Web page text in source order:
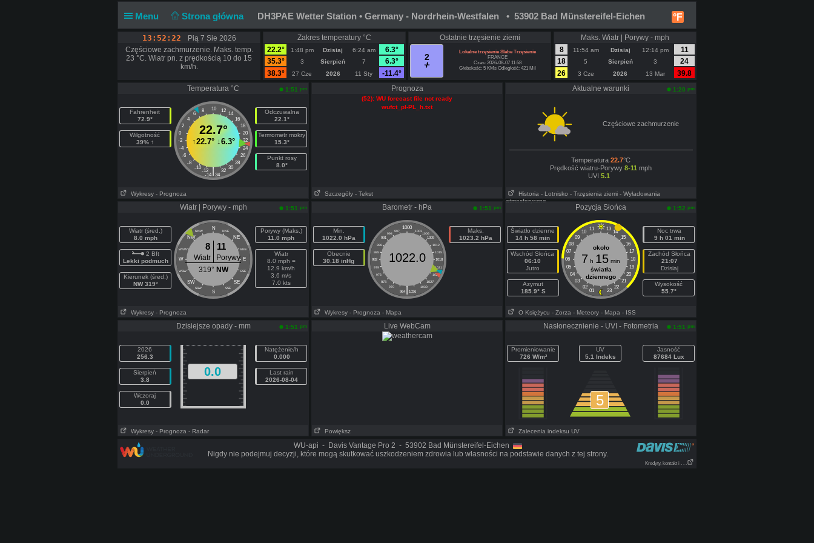
Menu Strona główna °F
DH3PAE Wetter Station • Germany - Nordrhein-Westfalen • 53902 Bad Münstereifel-Eichen
13:52:23
Pią 7 Sie 2026
Częściowe zachmurzenie. Maks. temp.
23 °C. Wiatr pn. z prędkością 10 do 15
km/h.
Zakres temperatury °C
22.2°
1:48 pm Dzisiaj 6:24 am
6.3°
35.3°
3 Sierpień 7
6.3°
38.3°
27 Cze 2026 11 Sty -11.4°
Ostatnie trzęsienie ziemi
2
Lokalne trzęsienie Slabe Trzęsienie
FRANCE
Czas: 2026-08-07 11:58
Głebokość: 5 KMs Odległość: 421 Mil
Maks. Wiatr | Porywy - mph
8
11:54 am Dzisiaj 12:14 pm
11
18
5 Sierpień 3
24
26
3 Cze 2026 13 Mar
39.8
Temperatura °C
1:51 pm
Fahrenheit
72.9°
Wilgotność
39% ↑
10
8 12
6
14
4
16
2
18
0
20
-2
22
-4
24
-6
26
-8
28
-10
30
-12 32
|
-14 34
22.7°
↑22.7°↓6.3°
Odczuwalna
22.1°
Termometr mokry
15.3°
Punkt rosy
8.0°
Wykresy - Prognoza
Prognoza
(52): WU forecast file not ready
wufct_pl-PL_h.txt
Szczegóły - Tekst
Aktualne warunki 1:20 pm
Częściowe zachmurzenie
Temperatura 22.7°C
Prędkość wiatru-Porywy 8-11 mph
UVI 5.1
Historia - Lotnisko - Trzęsienia ziemi - Wyładowania
atmosferyczne
Wiatr | Porywy - mph 1:51 pm
Wiatr (śred.)
8.0 mph
2 Bft
Lekki podmuch
Kierunek (śred.)
NW 319°
N
NNW NNE
NW NE
WNW ENE
W E
WSW ESE
SW SE
SSW SSE
S
8 11
Wiatr
Porywy
319° NW
Porywy (Maks.)
11.0 mph
Wiatr
8.0 mph =
12.9 km/h
3.6 m/s
7.0 kts
Wykresy - Prognoza
Barometr - hPa 1:51 pm
Min.
1022.0 hPa
Obecnie
30.18 inHg
1000
997 1003
994
1006
991
1009
988
1012
985
1015
982
1018
979
1021
976
1024
973
1027
970
1030
|
964 1036
1022.0
Maks.
1023.2 hPa
Wykresy - Prognoza - Mapa
Pozycja Słońca 1:52 pm
Światło dzienne
14 h 58 min
Wschód Słońca
06:10
Jutro
Azymut
185.9° S
11 13
10
14
09
15
08
16
07
17
06
18
05
19
04
20
03
21
02
22
01 23
około
7 h 15 min
światła
dziennego
Noc trwa
9 h 01 min
Zachód Słońca
21:07
Dzisiaj
Wysokość
55.7°
O Księżycu - Zorza - Meteory - Mapa - ISS
Dzisiejsze opady - mm 1:51 pm
2026
256.3
Sierpień
3.8
Wczoraj
0.0
0.0
Natężenie/h
0.000
Last rain
2026-08-04
Wykresy - Prognoza - Radar
Live WebCam
Powiększ
Nasłonecznienie - UVI - Fotometria 1:51 pm
Promieniowanie
726 W/m²
UV
5.1 Indeks
5
Jasność
87684 Lux
Zalecenia indeksu UV
WU-api - Davis Vantage Pro 2 - 53902 Bad Münstereifel-Eichen
Nigdy nie podejmuj decyzji, które mogą skutkować uszkodzeniem zdrowia lub własności na podstawie danych z tej strony.
Kredyty, kontakt i . . .